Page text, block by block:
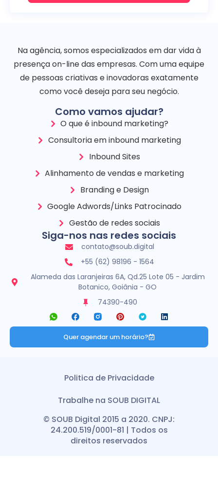
Siga-nos nas redes sociais
contato@soub.digital
+55 (62) 98196 - 1564
Alameda das Laranjeiras 6A, Qd.25 Lote 05 - Jardim
Botanico, Goiânia - GO
74390-490
Quer agendar um horário?
Na agência, somos especializados em dar vida à
presença on-line das empresas. Com uma equipe
de pessoas criativas e inovadoras exatamente
como você deseja para seu negócio.
Como vamos ajudar?
O que é inbound marketing?
Consultoria em inbound marketing
Inbound Sites
Alinhamento de vendas e marketing
Branding e Design
Google Adwords/Links Patrocinado
Gestão de redes sociais
Politica de Privacidade
Trabalhe na SOUB DIGITAL
© SOUB Digital 2015 a 2020. CNPJ:
24.200.519/0001-81 | Todos os
direitos reservados